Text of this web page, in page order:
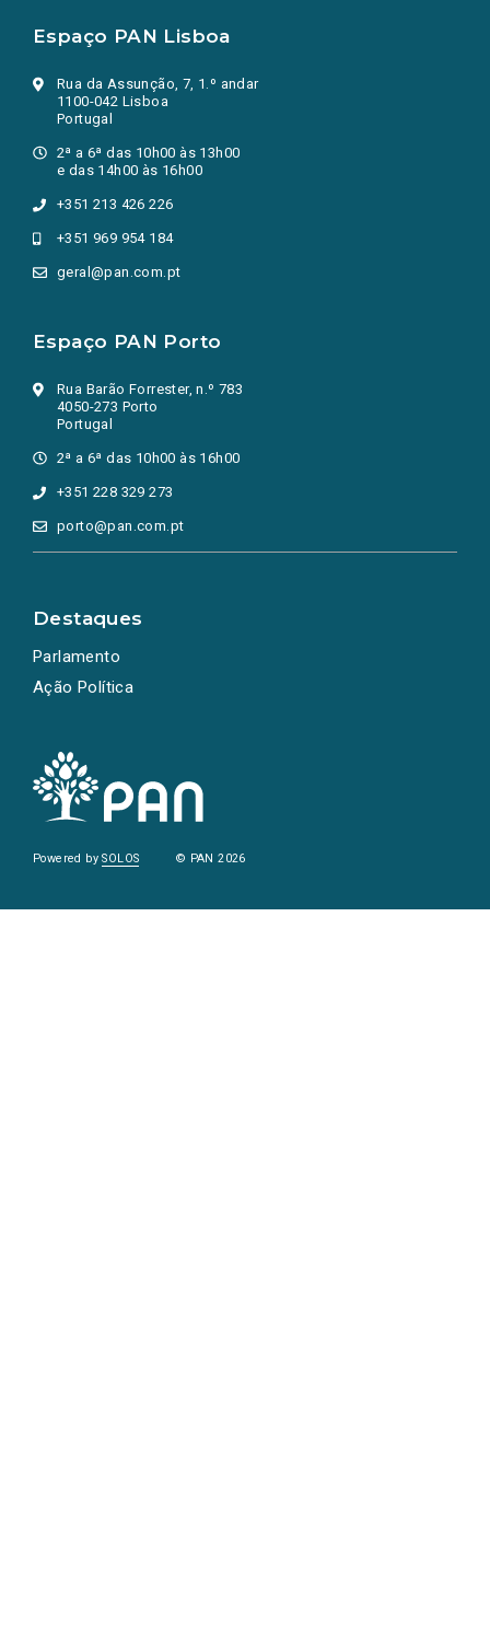
Espaço PAN Lisboa
Rua da Assunção, 7, 1.º andar
1100-042 Lisboa
Portugal
2ª a 6ª das 10h00 às 13h00
e das 14h00 às 16h00
+351 213 426 226
+351 969 954 184
geral@pan.com.pt
Espaço PAN Porto
Rua Barão Forrester, n.º 783
4050-273 Porto
Portugal
2ª a 6ª das 10h00 às 16h00
+351 228 329 273
porto@pan.com.pt
Destaques
Parlamento
Ação Política
Powered bySOLOS © PAN 2026